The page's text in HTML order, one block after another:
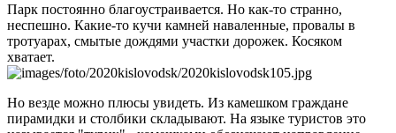
Парк постоянно благоустраивается. Но как-то странно,
неспешно. Какие-то кучи камней наваленные, провалы в
тротуарах, смытые дождями участки дорожек. Косяком
хватает.
Но везде можно плюсы увидеть. Из камешком граждане
пирамидки и столбики складывают. На языке туристов это